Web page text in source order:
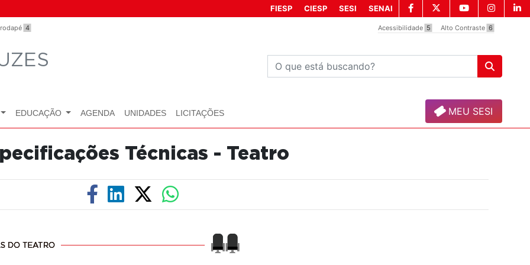
4 Acessibilidade 5 Alto Contraste 6
FIESP CIESP SESI SENAI
EDUCAÇÃO AGENDA UNIDADES LICITAÇÕES MEU SESI
Técnicas - Teatro